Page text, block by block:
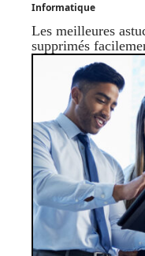
Informatique
Les meilleures
supprimés